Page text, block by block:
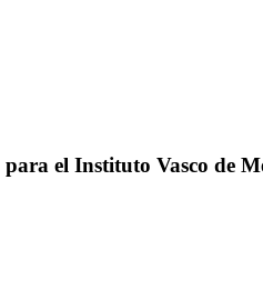
el Instituto Vasco de